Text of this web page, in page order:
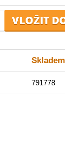
Skladem
791778